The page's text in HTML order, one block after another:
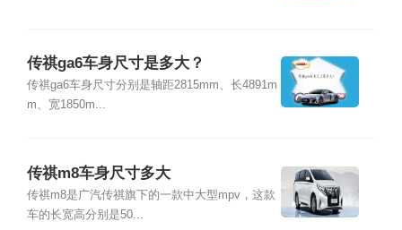
传祺ga6车身尺寸是多大？
传祺ga6车身尺寸分别是轴距2815mm、长4891m
m、宽1850m...
传祺m8车身尺寸多大
传祺m8是广汽传祺旗下的一款中大型mpv，这款
车的长宽高分别是50...